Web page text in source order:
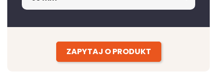
ZAPYTAJ O PRODUKT